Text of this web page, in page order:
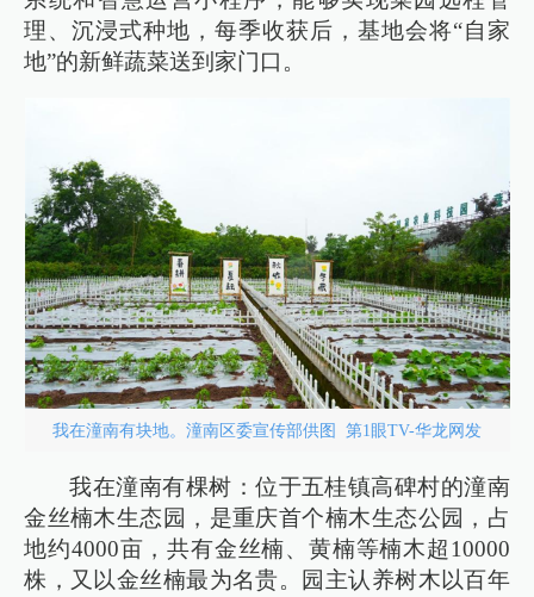
理、沉浸式种地，每季收获后，基地会将“自家
地”的新鲜蔬菜送到家门口。
我在潼南有块地。潼南区委宣传部供图 第1眼TV-华龙网发
我在潼南有棵树：位于五桂镇高碑村的潼南
金丝楠木生态园，是重庆首个楠木生态公园，占
地约4000亩，共有金丝楠、黄楠等楠木超10000
株，又以金丝楠最为名贵。园主认养树木以百年